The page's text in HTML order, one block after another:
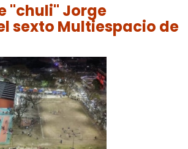
"chuli" Jorge
sexto Multiespacio de